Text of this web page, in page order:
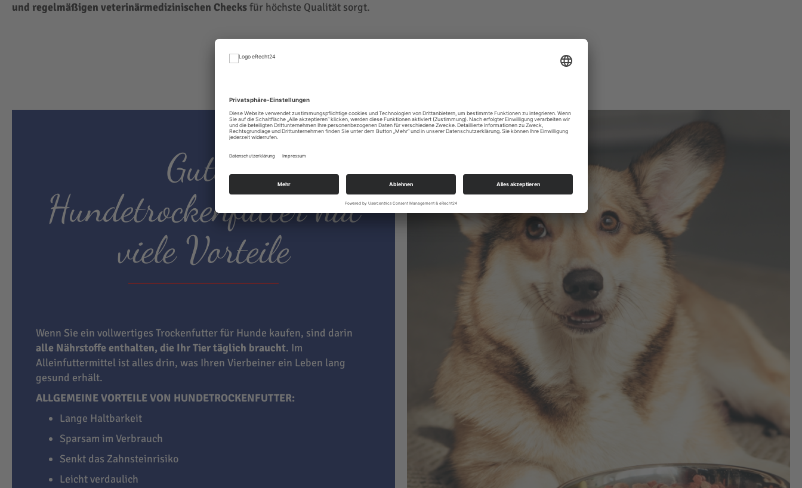
und regelmäßigen veterinärmedizinischen Checksfür höchste Qualität sorgt.
Gutes
Hundetrockenfutter hat
viele Vorteile
Wenn Sie ein vollwertiges Trockenfutter für Hunde kaufen, sind darin
alle Nährstoffe enthalten, die Ihr Tier täglich braucht. Im
Alleinfuttermittel ist alles drin, was Ihren Vierbeiner ein Leben lang
gesund erhält.
ALLGEMEINE VORTEILE VON HUNDETROCKENFUTTER:
Lange Haltbarkeit
Sparsam im Verbrauch
Senkt das Zahnsteinrisiko
Leicht verdaulich